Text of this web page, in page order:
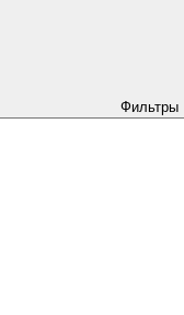
Фильтры